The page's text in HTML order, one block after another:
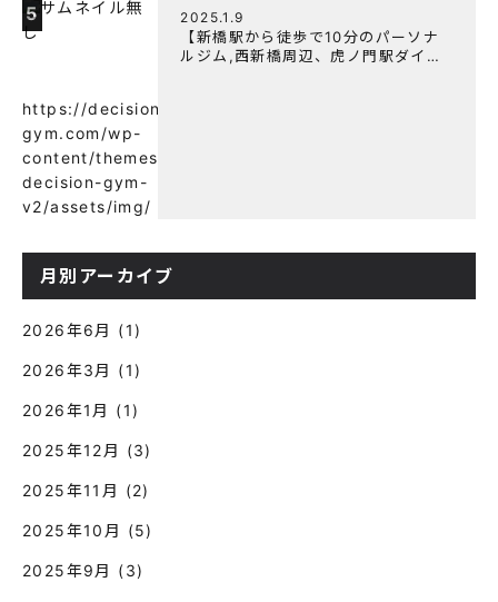
5
https://decision-
gym.com/wp-
content/themes/wp-
decision-gym-
v2/assets/img/
2025.1.9
【新橋駅から徒歩で10分のパーソナ
ルジム,西新橋周辺、虎ノ門駅ダイエ
月別アーカイブ
2026年6月 (1)
2026年3月 (1)
2026年1月 (1)
2025年12月 (3)
2025年11月 (2)
2025年10月 (5)
2025年9月 (3)